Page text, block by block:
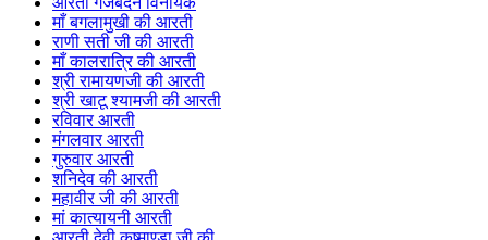
माँ बगलामुखी की आरती
राणी सती जी की आरती
माँ कालरात्रि की आरती
श्री रामायणजी की आरती
श्री खाटू श्यामजी की आरती
रविवार आरती
मंगलवार आरती
गुरुवार आरती
शनिदेव की आरती
महावीर जी की आरती
मां कात्यायनी आरती